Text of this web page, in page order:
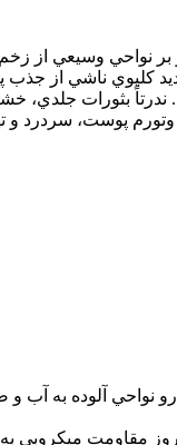
نواحي وسيعي از
ناشي از جذب
ندرتاً بثورات
پوست، سردرد و
نواحي آلوده به
مقاومت ميكروبي